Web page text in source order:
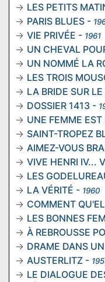
LES PETITS
PARIS BLUES -
VIE PRIVÉE - 1961
UN CHEVAL
UN NOMMÉ LA
LES TROIS
LA BRIDE SUR
DOSSIER 1413 -
UNE FEMME
SAINT-TROPEZ
AIMEZ-VOUS
VIVE HENRI IV...
LES
LA VÉRITÉ - 1960
COMMENT
LES BONNES
À REBROUSSE
DRAME DANS
AUSTERLITZ -
LE DIALOGUE